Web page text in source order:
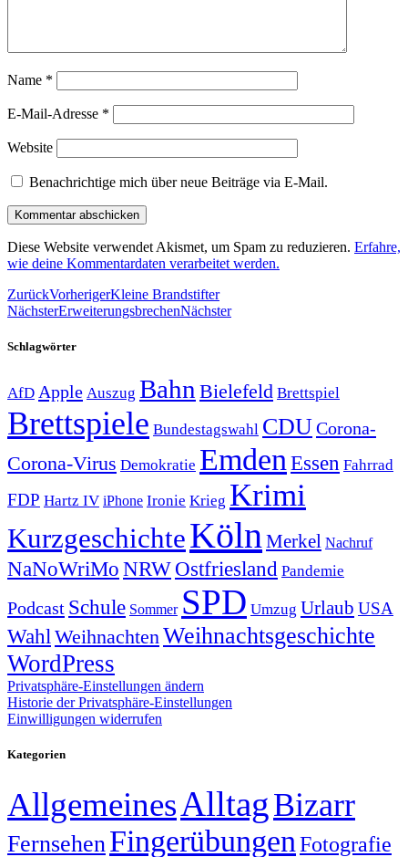
Name *
E-Mail-Adresse *
Website
Benachrichtige mich über neue Beiträge via E-Mail.
Diese Website verwendet Akismet, um Spam zu reduzieren. Erfahre,
wie deine Kommentardaten verarbeitet werden.
ZurückVorherigerKleine Brandstifter
NächsterErweiterungsbrechenNächster
Schlagwörter
AfD Apple Auszug Bahn Bielefeld Brettspiel
Brettspiele Bundestagswahl CDUCorona-
Corona-Virus Demokratie Emden Essen Fahrrad
FDP Hartz IV iPhone Ironie Krieg Krimi
KurzgeschichteKölnMerkel Nachruf
NaNoWriMo NRWOstfriesland Pandemie
Podcast Schule Sommer SPD Umzug Urlaub USA
WahlWeihnachtenWeihnachtsgeschichte
WordPress
Privatsphäre-Einstellungen ändern
Historie der Privatsphäre-Einstellungen
Einwilligungen widerrufen
Kategorien
AllgemeinesAlltagBizarr
Fernsehen Fingerübungen Fotografie